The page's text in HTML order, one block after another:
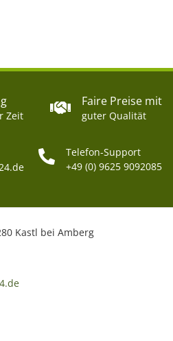
Zeit
Faire Preise mit
guter Qualität
Telefon-Support
+49 (0) 9625 9092085
Kastl bei Amberg